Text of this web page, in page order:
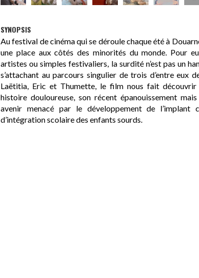
SYNOPSIS
Au festival de cinéma qui se déroule chaque été à
une place aux côtés des minorités du monde. Pour
artistes ou simples festivaliers, la surdité n’est pas un
s’attachant au parcours singulier de trois d’entre eux
Laëtitia, Eric et Thumette, le film nous fait découvrir
histoire douloureuse, son récent épanouissement
avenir menacé par le développement de l’implant
d’intégration scolaire des enfants sourds.